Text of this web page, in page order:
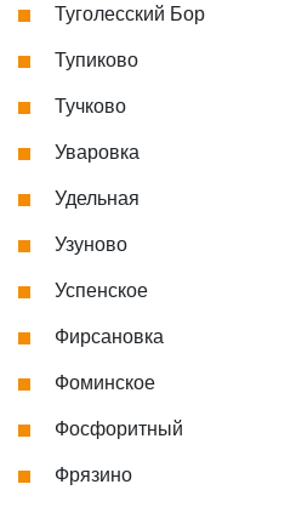
Туголесский Бор
Тупиково
Тучково
Уваровка
Удельная
Узуново
Успенское
Фирсановка
Фоминское
Фосфоритный
Фрязино